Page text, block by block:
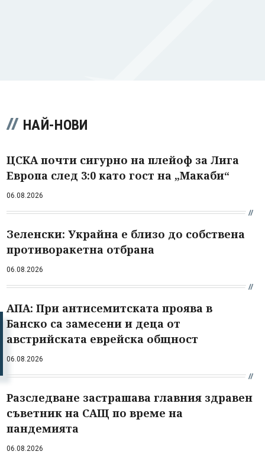
НАЙ-НОВИ
ЦСКА почти сигурно на плейоф за Лига
Европа след 3:0 като гост на „Макаби“
06.08.2026
Зеленски: Украйна е близо до собствена
противоракетна отбрана
06.08.2026
АПА: При антисемитската проява в
Банско са замесени и деца от
австрийската еврейска общност
06.08.2026
Разследване застрашава главния здравен
съветник на САЩ по време на
пандемията
06.08.2026